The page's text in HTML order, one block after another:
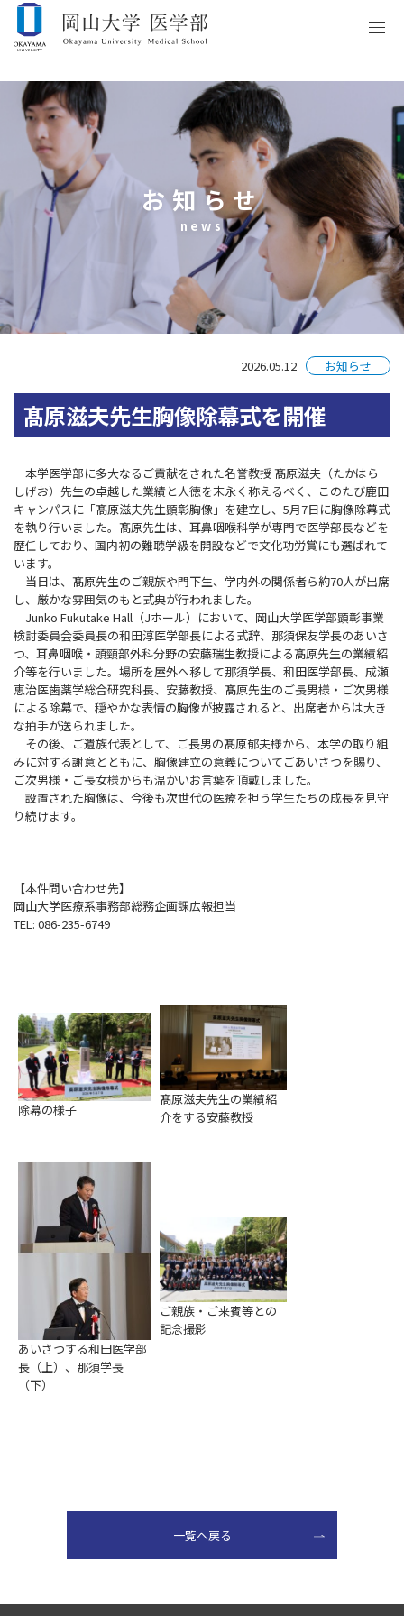
お知らせ
news
2026.05.12 お知らせ
髙原滋夫先生胸像除幕式を開催
本学医学部に多大なるご貢献をされた名誉教授 髙原滋夫（たかはら
しげお）先生の卓越した業績と人徳を末永く称えるべく、このたび鹿田
キャンパスに「髙原滋夫先生顕彰胸像」を建立し、5月7日に胸像除幕式
を執り行いました。髙原先生は、耳鼻咽喉科学が専門で医学部長などを
歴任しており、国内初の難聴学級を開設などで文化功労賞にも選ばれて
います。
当日は、髙原先生のご親族や門下生、学内外の関係者ら約70人が出席
し、厳かな雰囲気のもと式典が行われました。
Junko Fukutake Hall（Jホール）において、岡山大学医学部顕彰事業
検討委員会委員長の和田淳医学部長による式辞、那須保友学長のあいさ
つ、耳鼻咽喉・頭頸部外科分野の安藤瑞生教授による髙原先生の業績紹
介等を行いました。場所を屋外へ移して那須学長、和田医学部長、成瀬
恵治医歯薬学総合研究科長、安藤教授、髙原先生のご長男様・ご次男様
による除幕で、穏やかな表情の胸像が披露されると、出席者からは大き
な拍手が送られました。
その後、ご遺族代表として、ご長男の髙原郁夫様から、本学の取り組
みに対する謝意とともに、胸像建立の意義についてごあいさつを賜り、
ご次男様・ご長女様からも温かいお言葉を頂戴しました。
設置された胸像は、今後も次世代の医療を担う学生たちの成長を見守
り続けます。
【本件問い合わせ先】
岡山大学医療系事務部総務企画課広報担当
TEL: 086-235-6749
除幕の様子
髙原滋夫先生の業績紹
介をする安藤教授
あいさつする和田医学部
長（上）、那須学長
（下）
ご親族・ご来賓等との
記念撮影
一覧ヘ戻る